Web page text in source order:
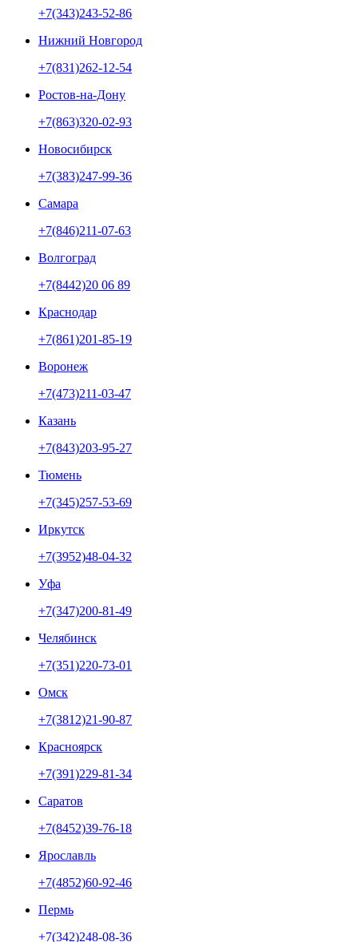
+7(343)243-52-86
Нижний Новгород
+7(831)262-12-54
Ростов-на-Дону
+7(863)320-02-93
Новосибирск
+7(383)247-99-36
Самара
+7(846)211-07-63
Волгоград
+7(8442)20 06 89
Краснодар
+7(861)201-85-19
Воронеж
+7(473)211-03-47
Казань
+7(843)203-95-27
Тюмень
+7(345)257-53-69
Иркутск
+7(3952)48-04-32
Уфа
+7(347)200-81-49
Челябинск
+7(351)220-73-01
Омск
+7(3812)21-90-87
Красноярск
+7(391)229-81-34
Саратов
+7(8452)39-76-18
Ярославль
+7(4852)60-92-46
Пермь
+7(342)248-08-36